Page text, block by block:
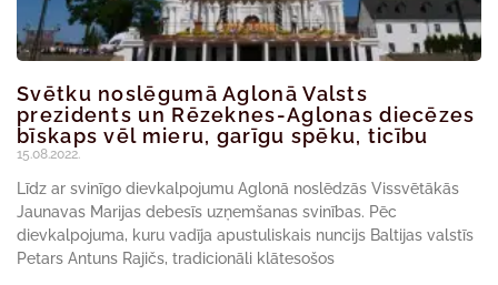
Svētku noslēgumā Aglonā Valsts
prezidents un Rēzeknes-Aglonas diecēzes
bīskaps vēl mieru, garīgu spēku, ticību
15.08.2022.
Līdz ar svinīgo dievkalpojumu Aglonā noslēdzās Vissvētākās
Jaunavas Marijas debesīs uzņemšanas svinības. Pēc
dievkalpojuma, kuru vadīja apustuliskais nuncijs Baltijas valstīs
Petars Antuns Rajičs, tradicionāli klātesošos